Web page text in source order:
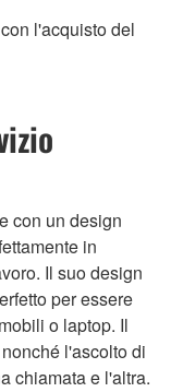
l'acquisto del
con un design
in
Il suo design
per essere
o laptop. Il
l'ascolto di
chiamata e l'altra.